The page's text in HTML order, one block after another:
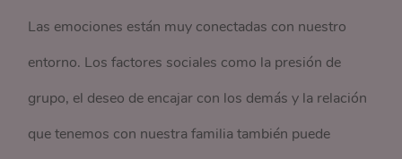
Las emociones están muy conectadas con nuestro
entorno. Los factores sociales como la presión de
grupo, el deseo de encajar con los demás y la relación
que tenemos con nuestra familia también puede